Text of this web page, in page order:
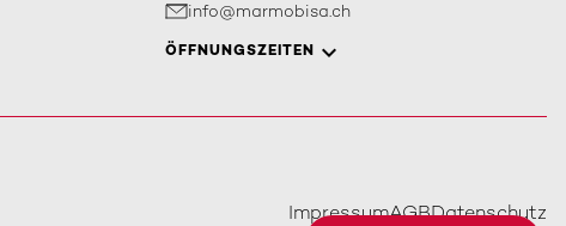
info@marmobisa.ch
ÖFFNUNGSZEITEN
ImpressumAGBDatenschutz